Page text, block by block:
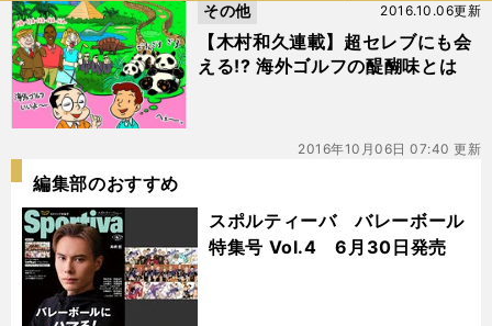
ポ
ル
テ
ィ
ー
バ
【木村和久連載】超セレブにも会
える!? 海外ゴルフの醍醐味とは
2016.10.06更新
その他
2016年10月06日 07:40 更新
編集部のおすすめ
スポルティーバ バレーボール
特集号 Vol.4 6月30日発売